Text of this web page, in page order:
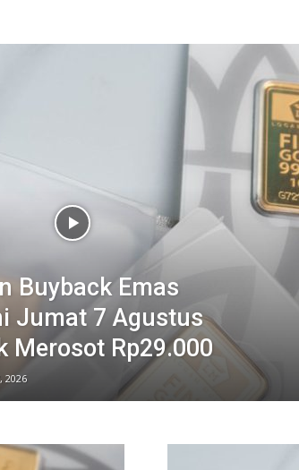
Buyback Emas
Jumat 7 Agustus
Merosot Rp29.000
2026